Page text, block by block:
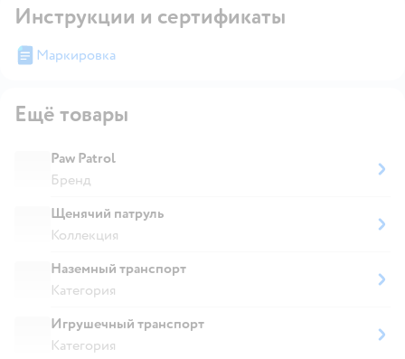
Инструкции и сертификаты
Маркировка
Ещё товары
Paw Patrol
Бренд
Щенячий патруль
Коллекция
Наземный транспорт
Категория
Игрушечный транспорт
Категория